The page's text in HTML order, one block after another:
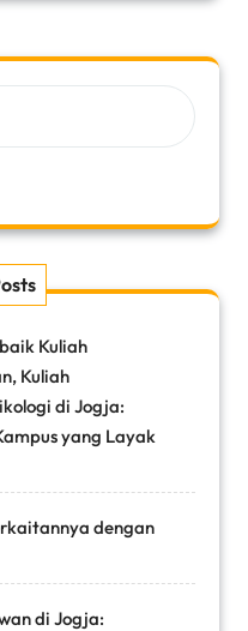
Kuliah
Kuliah
di Jogja:
yang Layak
dengan
di Jogja: